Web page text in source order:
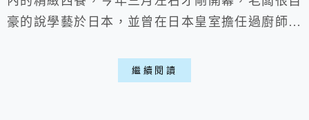
豪的說學藝於日本，並曾在日本皇室擔任過廚師，
品嚐時，由老闆親口述說會來的更有味道，店內菜
色不僅精緻且份量十足，比較偏向於西式融入了日
繼續閱讀